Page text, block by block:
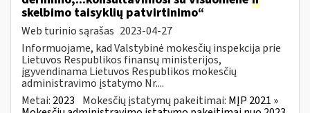
skelbimo taisyklių patvirtinimo“
Web turinio sąrašas 2023-04-27
Informuojame, kad Valstybinė mokesčių inspekcija prie
Lietuvos Respublikos finansų ministerijos,
įgyvendinama Lietuvos Respublikos mokesčių
administravimo įstatymo Nr....
Metai: 2023 Mokesčių įstatymų pakeitimai: MĮP 2021 »